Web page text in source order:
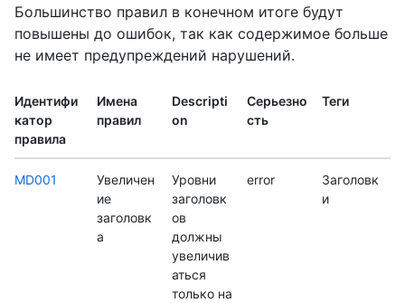
Большинство правил в конечном итоге будут
повышены до ошибок, так как содержимое больше
не имеет предупреждений нарушений.
Идентифи
катор
правила
Имена
правил
Descripti
on
Серьезно
сть
Теги
MD001
Увеличен
ие
заголовк
а
Уровни
заголовк
ов
должны
увеличив
аться
только на
error
Заголовк
и